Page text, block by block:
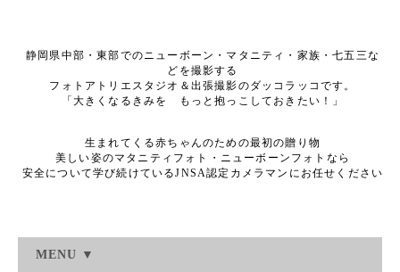
静岡県中部・東部でのニューボーン・マタニティ・家族・七五三な
どを撮影する
フォトアトリエスタジオ＆出張撮影のダッコラッコです。
「大きくなるきみを もっと抱っこしておきたい！」
生まれてくる赤ちゃんのための最初の贈り物
美しい姿のマタニティフォト・ニューボーンフォトなら
安全について学び続けているJNSA認定カメラマンにお任せください
MENU ▼